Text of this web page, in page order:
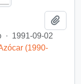
· 1991-09-02
(1990-